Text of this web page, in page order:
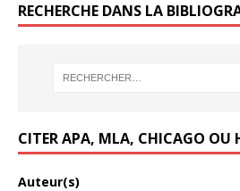
RECHERCHE DANS LA
CITER APA, MLA, CHICAGO OU
Auteur(s)